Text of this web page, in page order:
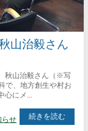
山治毅さん
秋山治毅さん（※写
で、地方創生や村お
にメ...
らせ 続きを読む